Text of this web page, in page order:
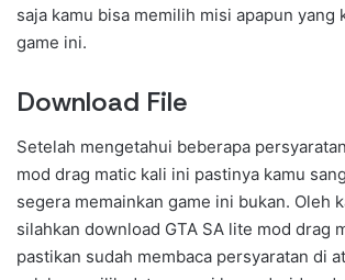
saja kamu bisa memilih misi apapun yang
game ini.
Download File
Setelah mengetahui beberapa
mod drag matic kali ini pastinya kamu
segera memainkan game ini bukan. Oleh
silahkan download GTA SA lite mod drag
pastikan sudah membaca persyaratan di